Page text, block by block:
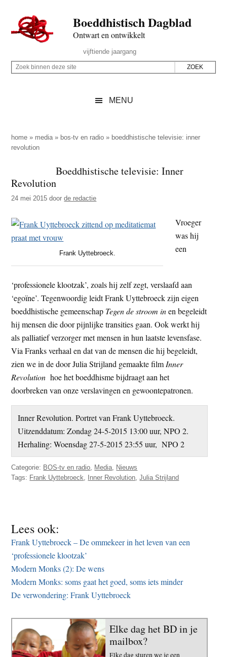
naar
de
inhoud
secondary
naar
de
sidebar
naar
de
Boeddhistisch Dagblad
Ontwart en ontwikkelt
Rechts
vijftiende jaargang
Z
p
d
z
e
i
t
Z
i
n
n
d
z
e
i
e
MENU
home » media » bos-tv en radio » boeddhistische televisie: inner
revolution
Boeddhistische televisie: Inner
Revolution
24 mei 2015 doorde redactie
Frank Uyttebroeck.
Vroeger
was hij
een
‘professionele klootzak’, zoals hij zelf zegt, verslaafd aan
‘egoïne’. Tegenwoordig leidt Frank Uyttebroeck zijn eigen
boeddhistische gemeenschap Tegen de stroom inen begeleidt
hij mensen die door pijnlijke transities gaan. Ook werkt hij
als palliatief verzorger met mensen in hun laatste levensfase.
Via Franks verhaal en dat van de mensen die hij begeleidt,
zien we in de door Julia Strijland gemaakte film Inner
Revolution hoe het boeddhisme bijdraagt aan het
doorbreken van onze verslavingen en gewoontepatronen.
Inner Revolution. Portret van Frank Uyttebroeck.
Uitzenddatum: Zondag 24-5-2015 13:00 uur, NPO 2.
Herhaling: Woensdag 27-5-2015 23:55 uur, NPO 2
Categorie: BOS-tv en radio, Media, Nieuws
Tags: Frank Uyttebroeck, Inner Revolution,Julia Strijland
Lees ook:
Frank Uyttebroeck – De ommekeer in het leven van een
‘professionele klootzak’
Modern Monks (2): De wens
Modern Monks: soms gaat het goed, soms iets minder
De verwondering: Frank Uyttebroeck
Elke dag het BD in je
mailbox?
Elke dag sturen we je een